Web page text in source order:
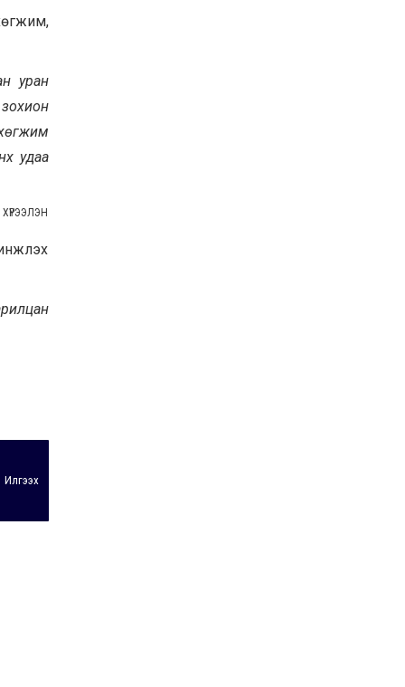
уран
удаа
Илгээх